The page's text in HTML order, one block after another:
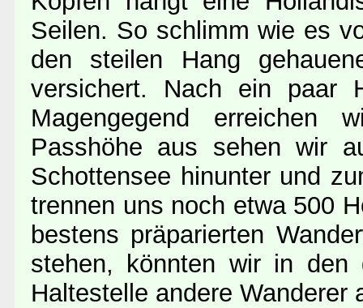
Seilen. So schlimm wie es
den steilen Hang
versichert. Nach ein paar
Magengegend erreichen
Passhöhe aus sehen wir
Schottensee hinunter und
trennen uns noch etwa 500
bestens präparierten
stehen, könnten wir in den
Haltestelle andere Wanderer